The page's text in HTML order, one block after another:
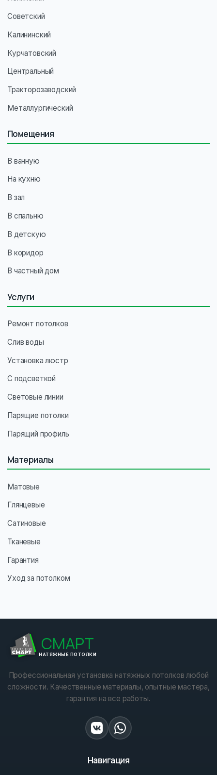
Советский
Калининский
Курчатовский
Центральный
Тракторозаводский
Металлургический
Помещения
В ванную
На кухню
В зал
В спальню
В детскую
В коридор
В частный дом
Услуги
Ремонт потолков
Слив воды
Установка люстр
С подсветкой
Световые линии
Парящие потолки
Парящий профиль
Материалы
Матовые
Глянцевые
Сатиновые
Тканевые
Гарантия
Уход за потолком
СМАРТ
НАТЯЖНЫЕ ПОТОЛКИ
Профессиональная установка натяжных потолков любой
сложности. Качественные материалы, опытные мастера,
гарантия на все работы.
Навигация